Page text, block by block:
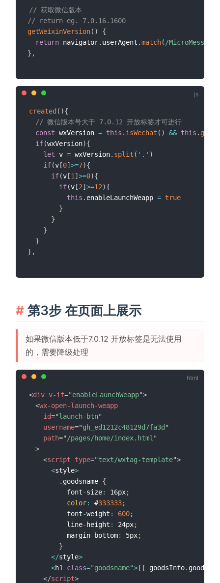
// 获取微信版本
// return eg. 7.0.16.1600
getWeixinVersion( )
{
return navigator. userAgent .match( /
} ,
created( ){
// 微信版本号大于 7.0.12 开放标签才可进行
const wxVersion = this . isWechat ( ) && this .
if(wxVersion){
let v = wxVersion. split ( '.' )
if(v[0]>=7){
if(v[1 ]>=0){
if(v[2]>=12){
this . enableLaunchWeapp = true
}
}
}
}
} ,
第3步 在页面上展示
如果微信版本低于7.0.12 开放标签是无法使用
的，需要降级处理
<div v-if="enableLaunchWeapp">
<wx-open-launch-weapp
id="launch-btn"
username="gh_ed1212c48129d7fa3d "
path=" /pages/home/index.html "
>
<script type="text/wxtag-template">
<style>
. goodsname {
          font
-size: 16px;
color: #333333;
          font
-weight : 600;
          line
- height : 24px;
          margin
- bottom: 5px;
}
</style>
<h1 class="goodsname">{{ goodsInfo.
</script>